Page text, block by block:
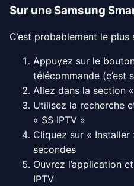
Sur une Samsung
C’est probablement le plus
Appuyez sur le
télécommande (c’est
Allez dans la section
Utilisez la recherche
« SS IPTV »
Cliquez sur «
secondes
Ouvrez l’application
IPTV